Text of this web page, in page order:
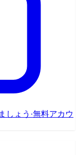
しょう ·無料アカウ